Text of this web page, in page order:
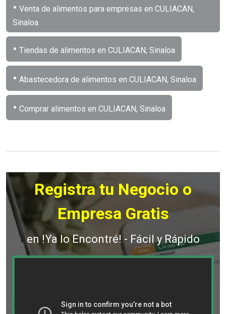
• Venta de alimentos para empresas en CULIACAN,
Sinaloa
• Tiendas de alimentos en CULIACAN, Sinaloa
• Abastecedora de alimentos en CULIACAN, Sinaloa
• Comprar alimentos en CULIACAN, Sinaloa
Registra tu Negocio o
Empresa Gratis
en !Ya lo Encontré! - Fácil y Rápido